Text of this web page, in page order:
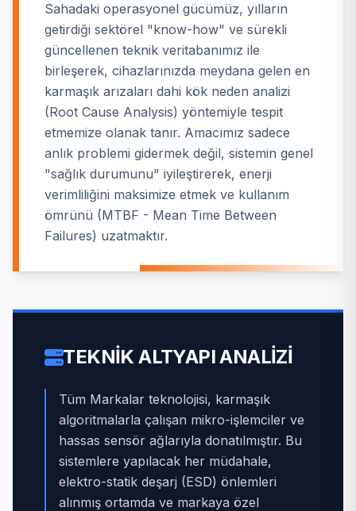
Sahadaki operasyonel gücümüz, yılların
getirdiği sektörel "know-how" ve sürekli
güncellenen teknik veritabanımız ile
birleşerek, cihazlarınızda meydana gelen en
karmaşık arızaları dahi kök neden analizi
(Root Cause Analysis) yöntemiyle tespit
etmemize olanak tanır. Amacımız sadece
anlık problemi gidermek değil, sistemin genel
"sağlık durumunu" iyileştirerek, enerji
verimliliğini maksimize etmek ve kullanım
ömrünü (MTBF - Mean Time Between
Failures) uzatmaktır.
TEKNIK ALTYAPI ANALIZI
Tüm Markalar teknolojisi, karmaşık
algoritmalarla çalışan mikro-işlemciler ve
hassas sensör ağlarıyla donatılmıştır. Bu
sistemlere yapılacak her müdahale,
elektro-statik deşarj (ESD) önlemleri
alınmış ortamda ve markaya özel